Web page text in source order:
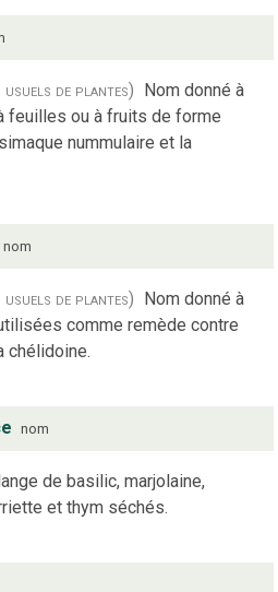
usuels de plantes) Nom donné à
feuilles ou à fruits de forme
nummulaire et la
nom
usuels de plantes) Nom donné à
comme remède contre
chélidoine.
nom
de basilic, marjolaine,
et thym séchés.